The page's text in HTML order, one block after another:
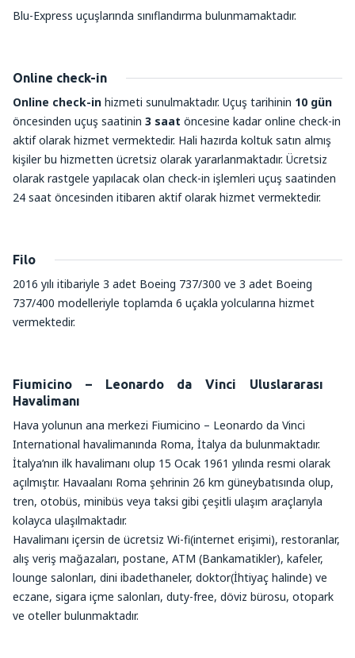
Blu-Express uçuşlarında sınıflandırma bulunmamaktadır.
Online check-in
Online check-in hizmeti sunulmaktadır. Uçuş tarihinin 10 gün
öncesinden uçuş saatinin 3 saat öncesine kadar online check-in
aktif olarak hizmet vermektedir. Hali hazırda koltuk satın almış
kişiler bu hizmetten ücretsiz olarak yararlanmaktadır. Ücretsiz
olarak rastgele yapılacak olan check-in işlemleri uçuş saatinden
24 saat öncesinden itibaren aktif olarak hizmet vermektedir.
Filo
2016 yılı itibariyle 3 adet Boeing 737/300 ve 3 adet Boeing
737/400 modelleriyle toplamda 6 uçakla yolcularına hizmet
vermektedir.
Fiumicino – Leonardo da Vinci Uluslararası
Havalimanı
Hava yolunun ana merkezi Fiumicino – Leonardo da Vinci
International havalimanında Roma, İtalya da bulunmaktadır.
İtalya’nın ilk havalimanı olup 15 Ocak 1961 yılında resmi olarak
açılmıştır. Havaalanı Roma şehrinin 26 km güneybatısında olup,
tren, otobüs, minibüs veya taksi gibi çeşitli ulaşım araçlarıyla
kolayca ulaşılmaktadır.
Havalimanı içersin de ücretsiz Wi-fi(internet erişimi), restoranlar,
alış veriş mağazaları, postane, ATM (Bankamatikler), kafeler,
lounge salonları, dini ibadethaneler, doktor(İhtiyaç halinde) ve
eczane, sigara içme salonları, duty-free, döviz bürosu, otopark
ve oteller bulunmaktadır.